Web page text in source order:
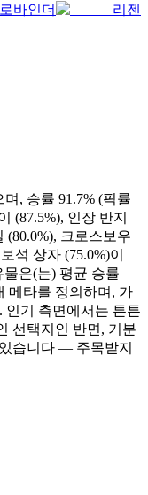
바인더
리젠
, 승률 91.7% (픽률
(87.5%), 인장 반지
(80.0%), 크로스보우
석 상자 (75.0%)이
은(는) 평균 승률
메타를 정의하며, 가
인기 측면에서는 튼튼
선택지인 반면, 기분
습니다 — 주목받지